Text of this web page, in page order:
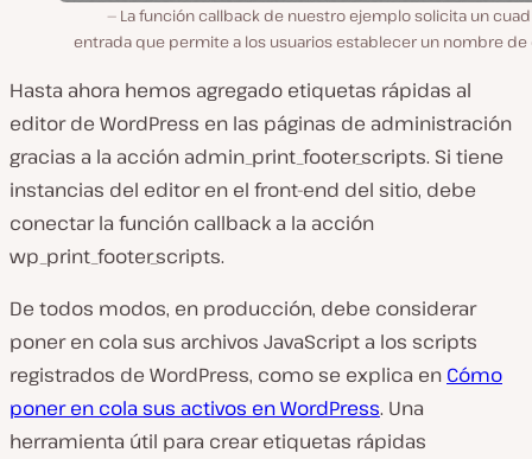
La función callback de nuestro ejemplo solicita un
entrada que permite a los usuarios establecer un nombre de
Hasta ahora hemos agregado etiquetas rápidas al
editor de WordPress en las páginas de administración
gracias a la acción admin_print_footer_scripts. Si tiene
instancias del editor en el front-end del sitio, debe
conectar la función callback a la acción
wp_print_footer_scripts.
De todos modos, en producción, debe considerar
poner en cola sus archivos JavaScript a los scripts
registrados de WordPress, como se explica en Cómo
poner en cola sus activos en WordPress. Una
herramienta útil para crear etiquetas rápidas